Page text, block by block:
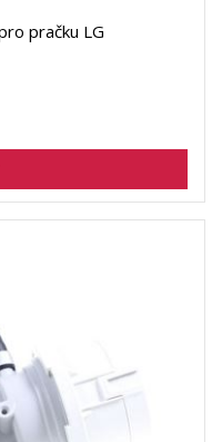
pračku LG